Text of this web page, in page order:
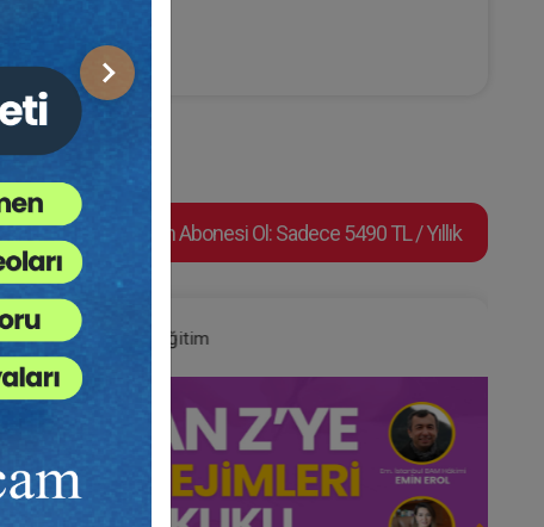
Sonraki
Video Eğitim Abonesi Ol: Sadece 5490 TL / Yıllık
Hukuk Eğitim